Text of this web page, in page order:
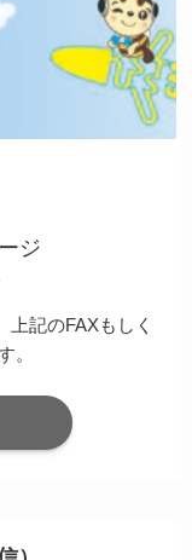
ジ
記のFAXもしく
。